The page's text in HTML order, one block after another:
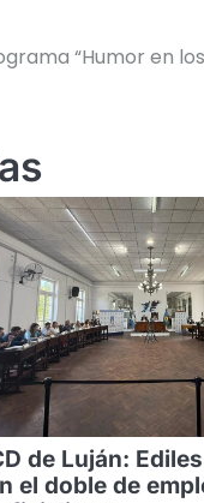
“Humor en los
de Luján:
el doble de